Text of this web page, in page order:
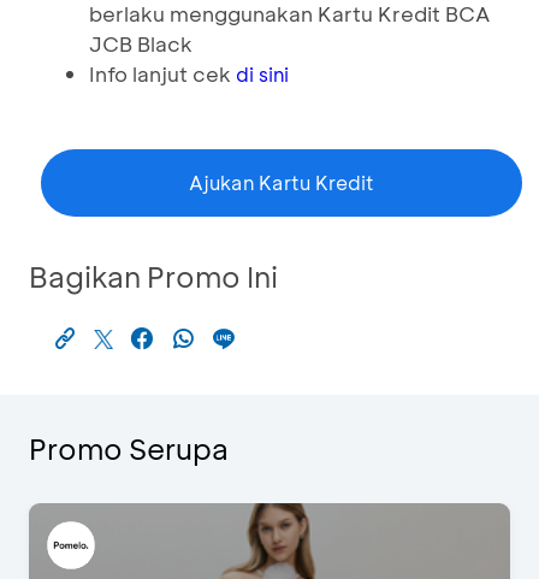
berlaku menggunakan Kartu Kredit BCA
JCB Black
Info lanjut cek di sini
Ajukan Kartu Kredit
Bagikan Promo Ini
Promo Serupa